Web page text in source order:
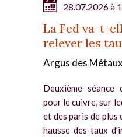
28.07.2026 à
La Fed va-t-
relever les
Argus des Métaux
Deuxième
pour le cuivre, sur
et des paris de plus
hausse des taux